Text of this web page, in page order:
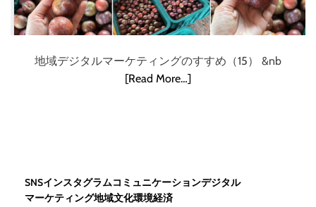
地域デジタルマーケティングのすすめ（15） &nb
[Read More…]
SNSインスタグラムコミュニケーションデジタル
マーケティング地域文化環境経済